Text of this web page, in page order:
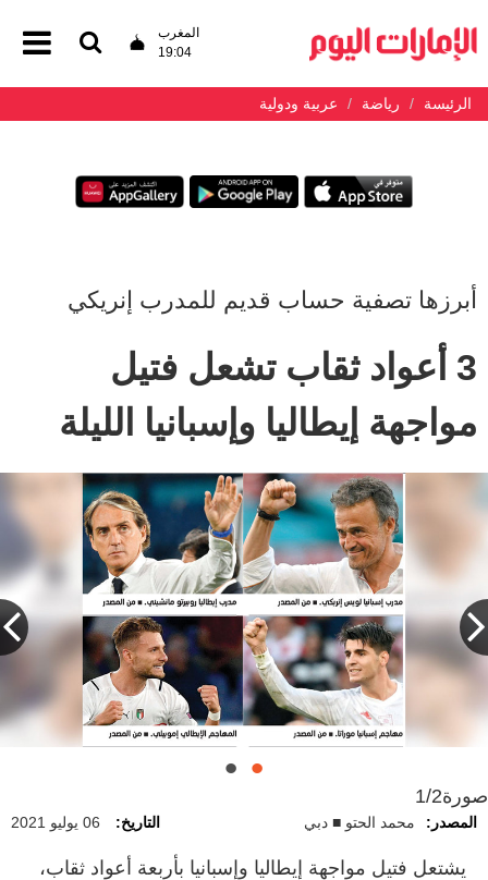
المغرب
19:04
الرئيسة رياضة عربية ودولية
أبرزها تصفية حساب قديم للمدرب إنريكي
3 أعواد ثقاب تشعل فتيل
مواجهة إيطاليا وإسبانيا الليلة
صورة1/2
المصدر: محمد الحتو ■ دبي التاريخ: 06 يوليو 2021
يشتعل فتيل مواجهة إيطاليا وإسبانيا بأربعة أعواد ثقاب،